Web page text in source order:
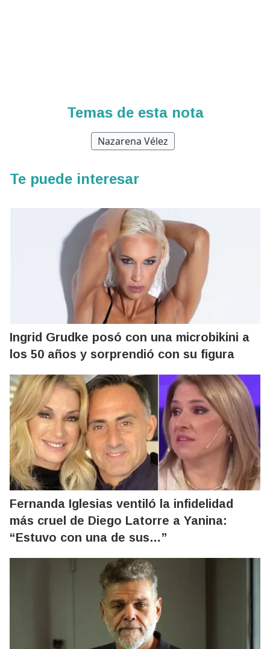
Temas de esta nota
Nazarena Vélez
Te puede interesar
Ingrid Grudke posó con una microbikini a
los 50 años y sorprendió con su figura
Fernanda Iglesias ventiló la infidelidad
más cruel de Diego Latorre a Yanina:
“Estuvo con una de sus…”